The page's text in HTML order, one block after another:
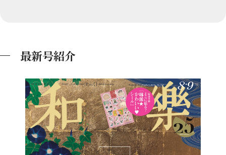
最新号紹介